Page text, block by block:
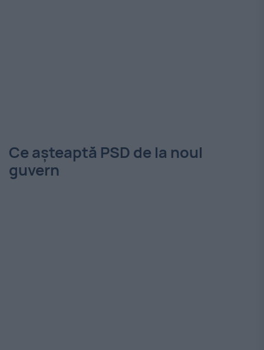
Ce așteaptă PSD de la noul
guvern